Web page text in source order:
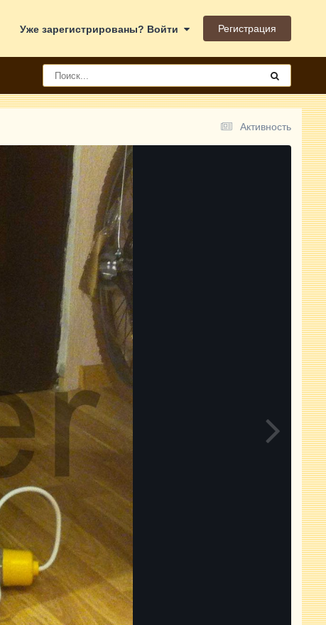
Уже зарегистрированы? Войти Регистрация
Активность